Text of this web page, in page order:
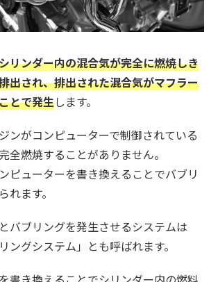
リンダー内の混合気が完全に燃焼しき
出され、排出された混合気がマフラー
とで発生します。
ンがコンピューターで制御されている
全燃焼することがありません。
ピューターを書き換えることでバブリ
れます。
バブリングを発生させるシステムは
ングシステム」とも呼ばれます。